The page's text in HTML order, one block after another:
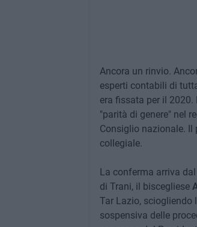
Ancora un rinvio.
esperti contabili di
era fissata per il
"parità di genere" nel
Consiglio nazionale. Il
collegiale.
La conferma arriva
di Trani, il biscegliese
Tar Lazio, sciogliendo
sospensiva delle